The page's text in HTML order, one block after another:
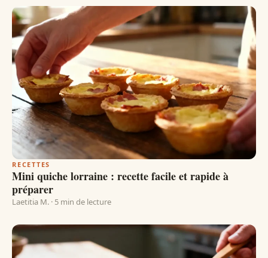
RECETTES
Mini quiche lorraine : recette facile et rapide à
préparer
Laetitia M. · 5 min de lecture